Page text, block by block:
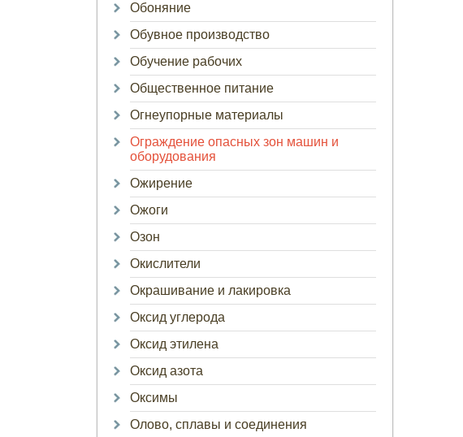
Обоняние
Обувное производство
Обучение рабочих
Общественное питание
Огнеупорные материалы
Ограждение опасных зон машин и
оборудования
Ожирение
Ожоги
Озон
Окислители
Окрашивание и лакировка
Оксид углерода
Оксид этилена
Оксид азота
Оксимы
Олово, сплавы и соединения